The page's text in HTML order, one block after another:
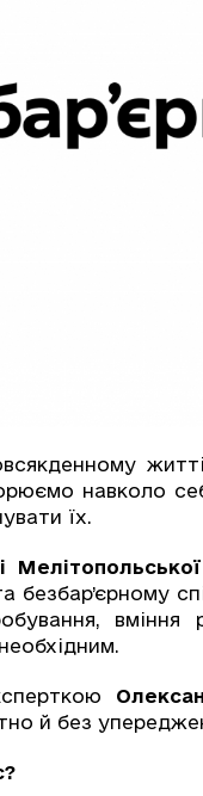
навколо
їх.
безбар’єрному
вміння
й без